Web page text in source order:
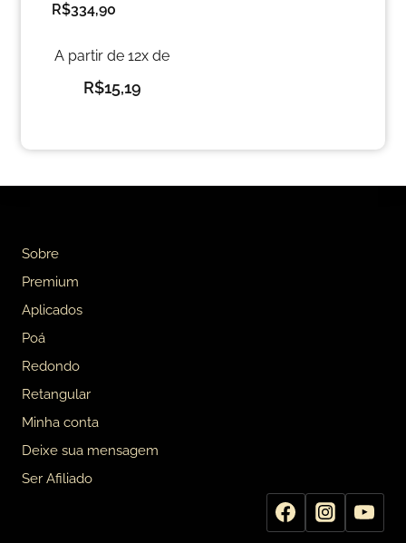
R$334,90
A partir de 12x de
R$15,19
Sobre
Premium
Aplicados
Poá
Redondo
Retangular
Minha conta
Deixe sua mensagem
Ser Afiliado